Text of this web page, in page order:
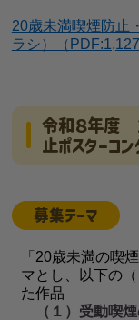
20歳未満喫煙防止
ラシ）（
令和８年度
止ポスター
募集テーマ
「20歳未満の喫
マとし、以下の
た作品
（１）受動喫煙